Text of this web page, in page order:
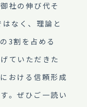
社の伸び代そ
なく、理論と
3割を占める
ていただきた
おける信頼形成
。ぜひご一読い